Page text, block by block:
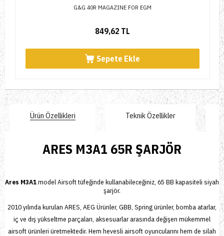
G&G 40R MAGAZINE FOR EGM
849,62 TL
Sepete Ekle
Ürün Özellikleri Teknik Özellikler
ARES M3A1 65R ŞARJÖR
Ares M3A1modelAirsoft tüfeğinde kullanabileceğiniz, 65 BB kapasiteli siyah
şarjör.
2010 yılında kurulan ARES, AEG Ürünler, GBB, Spring ürünler, bomba atarlar,
iç ve dış yükseltme parçaları, aksesuarlar arasında değişen mükemmel
airsoft ürünleri üretmektedir. Hem hevesli airsoft oyuncularını hem de silah